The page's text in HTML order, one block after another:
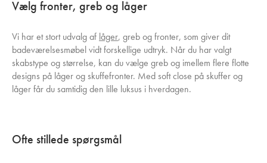
Vælg fronter, greb og låger
Vi har et stort udvalg af låger, greb og fronter, som giver dit
badeværelsesmøbel vidt forskellige udtryk. Når du har valgt
skabstype og størrelse, kan du vælge greb og imellem flere flotte
designs på låger og skuffefronter. Med soft close på skuffer og
låger får du samtidig den lille luksus i hverdagen.
Ofte stillede spørgsmål